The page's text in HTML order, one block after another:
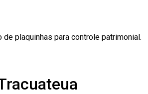
plaquinhas para controle patrimonial.